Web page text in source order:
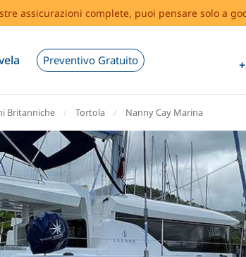
assicurazioni complete, puoi pensare solo a
Preventivo Gratuito
Britanniche Tortola Nanny Cay Marina